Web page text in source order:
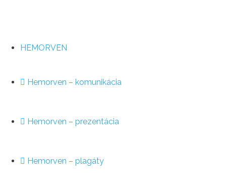
HEMORVEN
Hemorven – komunikácia
Hemorven – prezentácia
Hemorven – plagáty